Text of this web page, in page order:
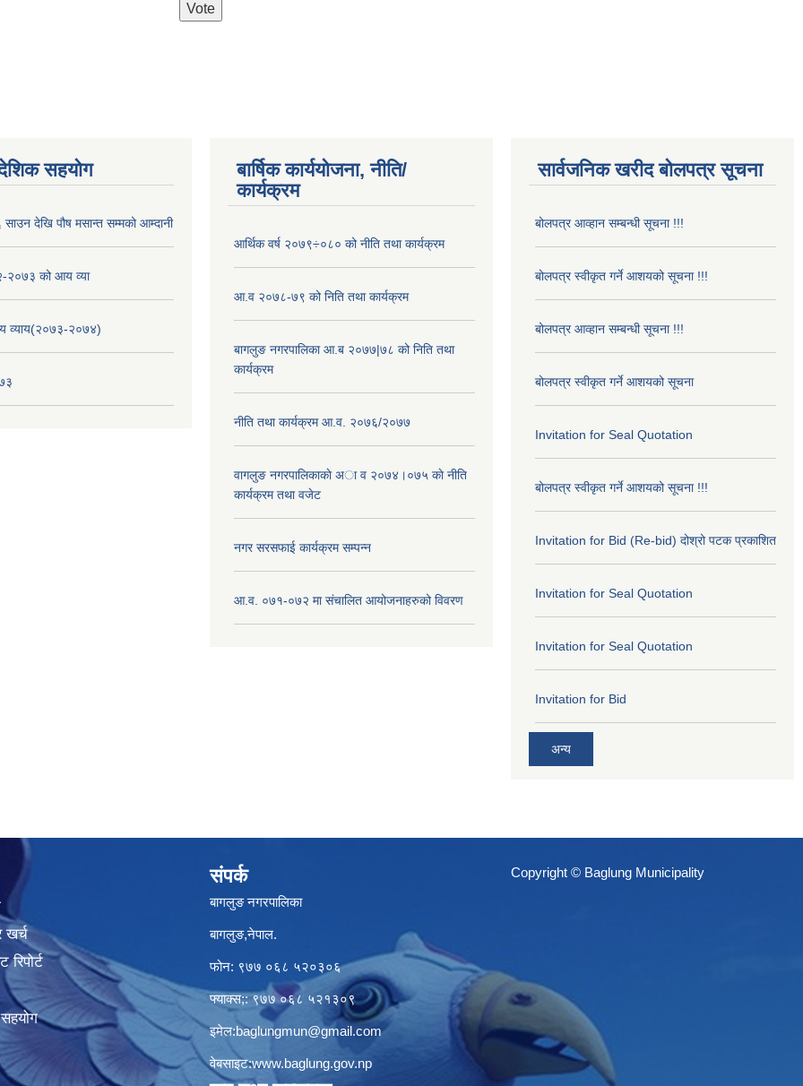
सहयोग
साउन देखि पौष मसान्त सम्मको आम्दानी
को आय व्या
२०७४)
बार्षिक कार्ययोजना, नीति/
कार्यक्रम
आर्थिक वर्ष २०७९÷०८० को नीति तथा कार्यक्रम
आ.व २०७८-७९ को निति तथा कार्यक्रम
बागलुङ नगरपालिका आ.ब २०७७|७८ को निति तथा
कार्यक्रम
नीति तथा कार्यक्रम आ.व. २०७६/२०७७
वागलुङ नगरपालिकाकाे अा‍ व २०७४।०७५ काे नीति
कार्यक्रम तथा वजेट
नगर सरसफाई कार्यक्रम सम्पन्न
आ.व. ०७१-०७२ मा संचालित आयोजनाहरुको विवरण
सार्वजनिक खरीद बोलपत्र सूचना
बोलपत्र आव्हान सम्बन्धी सूचना !!!
बोलपत्र स्वीकृत गर्ने आशयको सूचना !!!
बोलपत्र आव्हान सम्बन्धी सूचना !!!
बोलपत्र स्वीकृत गर्ने आशयको सूचना
Invitation for Seal Quotation
बोलपत्र स्वीकृत गर्ने आशयको सूचना !!!
Invitation for Bid (Re-bid) दोश्रो पटक प्रकाशित
Invitation for Seal Quotation
Invitation for Seal Quotation
Invitation for Bid
अन्य
खर्च
संपर्क
बागलुङ नगरपालिका
बागलुङ,नेपाल.
फोन: ९७७ ०६८ ५२०३०६
फ्याक्स;: ९७७ ०६८ ५२१३०९
इमेल:baglungmun@gmail.com
वेबसाइट:www.baglung.gov.np
Copyright © Baglung Municipality